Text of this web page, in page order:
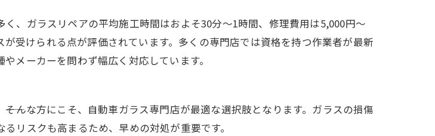
、ガラスリペアの平均施工時間はおよそ30分～1時間、修理費用は5,000円～
受けられる点が評価されています。多くの専門店では資格を持つ作業者が最新
メーカーを問わず幅広く対応しています。
――そんな方にこそ、自動車ガラス専門店が最適な選択肢となります。ガラスの損傷
リスクも高まるため、早めの対処が重要です。